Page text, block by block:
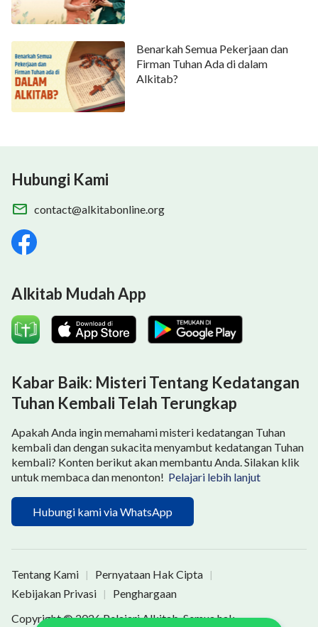
Benarkah Semua Pekerjaan dan
Firman Tuhan Ada di dalam
Alkitab?
Hubungi Kami
contact@alkitabonline.org
Alkitab Mudah App
Kabar Baik: Misteri Tentang Kedatangan
Tuhan Kembali Telah Terungkap
Apakah Anda ingin memahami misteri kedatangan Tuhan
kembali dan dengan sukacita menyambut kedatangan Tuhan
kembali? Konten berikut akan membantu Anda. Silakan klik
untuk membaca dan menonton! Pelajari lebih lanjut
Hubungi kami via WhatsApp
Tentang Kami | Pernyataan Hak Cipta |
Kebijakan Privasi |
Penghargaan
Copyright © 2026Pelajari Alkitab. Semua hak